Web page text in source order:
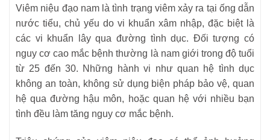
Viêm niệu đạo nam là tình trạng viêm xảy ra tại ống dẫn
nước tiểu, chủ yếu do vi khuẩn xâm nhập, đặc biệt là
các vi khuẩn lây qua đường tình dục. Đối tượng có
nguy cơ cao mắc bệnh thường là nam giới trong độ tuổi
từ 25 đến 30. Những hành vi như quan hệ tình dục
không an toàn, không sử dụng biện pháp bảo vệ, quan
hệ qua đường hậu môn, hoặc quan hệ với nhiều bạn
tình đều làm tăng nguy cơ mắc bệnh.